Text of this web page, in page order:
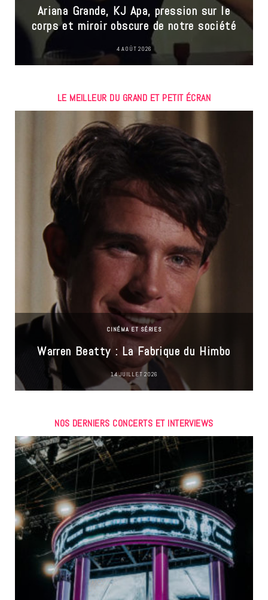
Ariana Grande, KJ Apa, pression sur le
corps et miroir obscure de notre société
4 AOÛT 2026
LE MEILLEUR DU GRAND ET PETIT ÉCRAN
CINÉMA ET SÉRIES
Warren Beatty : La Fabrique du Himbo
14 JUILLET 2026
NOS DERNIERS CONCERTS ET INTERVIEWS